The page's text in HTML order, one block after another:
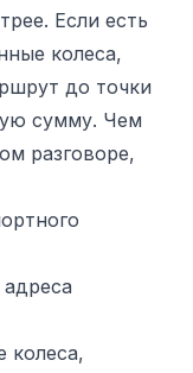
Если есть
колеса,
до точки
сумму. Чем
разговоре,
колеса,